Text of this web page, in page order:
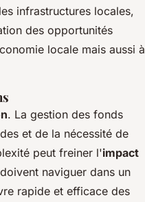
infrastructures locales,
des opportunités
locale mais aussi à
. La gestion des fonds
et de la nécessité de
peut freiner l'impact
naviguer dans un
rapide et efficace des